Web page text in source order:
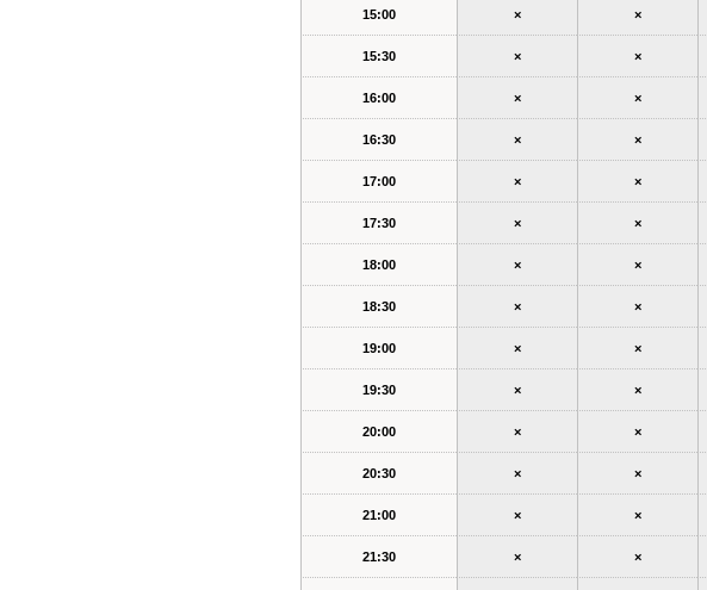
15:00 × ×
15:30 × ×
16:00 × ×
16:30 × ×
17:00 × ×
17:30 × ×
18:00 × ×
18:30 × ×
19:00 × ×
19:30 × ×
20:00 × ×
20:30 × ×
21:00 × ×
21:30 × ×